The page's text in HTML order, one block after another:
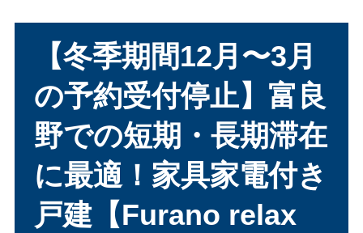
【冬季期間12月〜3月
の予約受付停止】富良
野での短期・長期滞在
に最適！家具家電付き
戸建【Furano relax